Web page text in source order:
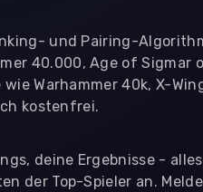
und Pairing-
40.000, Age of Sigmar
Warhammer 40k, X-
kostenfrei.
deine Ergebnisse -
der Top-Spieler an.